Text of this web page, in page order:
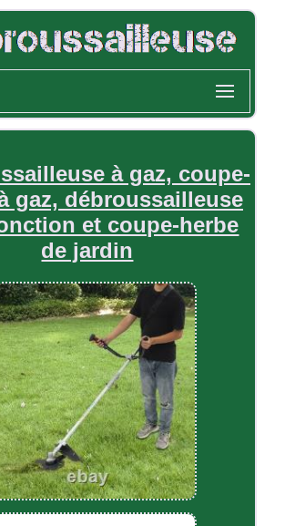
à gaz, coupe-
gaz, débroussailleuse
et coupe-herbe
de jardin